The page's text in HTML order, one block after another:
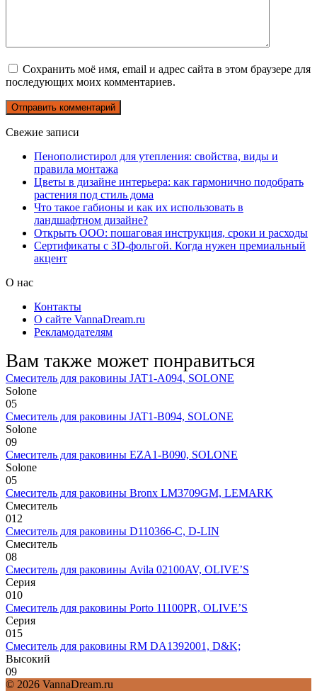
Сохранить моё имя, email и адрес сайта в этом браузере для
последующих моих комментариев.
Свежие записи
Пенополистирол для утепления: свойства, виды и
правила монтажа
Цветы в дизайне интерьера: как гармонично подобрать
растения под стиль дома
Что такое габионы и как их использовать в
ландшафтном дизайне?
Открыть ООО: пошаговая инструкция, сроки и расходы
Сертификаты с 3D-фольгой. Когда нужен премиальный
акцент
О нас
Контакты
О сайте VannaDream.ru
Рекламодателям
Вам также может понравиться
Смеситель для раковины JAT1-A094, SOLONE
Solone
05
Смеситель для раковины JAT1-B094, SOLONE
Solone
09
Смеситель для раковины EZA1-B090, SOLONE
Solone
05
Смеситель для раковины Bronx LM3709GM, LEMARK
Смеситель
012
Смеситель для раковины D110366-С, D-LIN
Смеситель
08
Смеситель для раковины Avila 02100AV, OLIVE’S
Серия
010
Смеситель для раковины Porto 11100PR, OLIVE’S
Серия
015
Смеситель для раковины RM DA1392001, D&K;
Высокий
09
© 2026 VannaDream.ru